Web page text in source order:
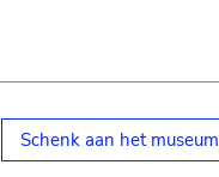
Schenk aan het museum